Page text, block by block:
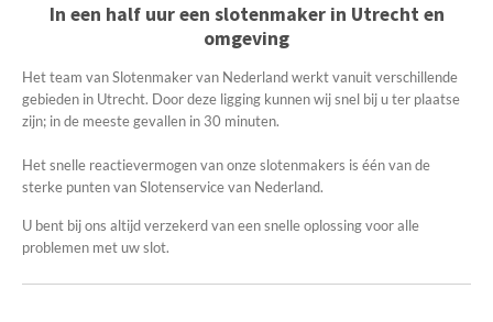
In een half uur een slotenmaker in Utrecht en
omgeving
Het team van Slotenmaker van Nederland werkt vanuit verschillende
gebieden in Utrecht. Door deze ligging kunnen wij snel bij u ter plaatse
zijn; in de meeste gevallen in 30 minuten.
Het snelle reactievermogen van onze slotenmakers is één van de
sterke punten van Slotenservice van Nederland.
U bent bij ons altijd verzekerd van een snelle oplossing voor alle
problemen met uw slot.